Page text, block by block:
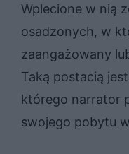
Wplecione w nią
osadzonych, w
zaangażowany
Taką postacią
którego narrator
swojego pobytu